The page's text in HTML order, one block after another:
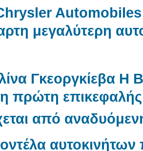
Automobiles
μεγαλύτερη
Γκεοργκίεβα Η
η πρώτη
από